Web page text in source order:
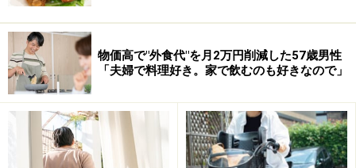
年収200万円の手取り額はいくらになる？
年収200万円の場合、ひと月当たりの支給額は約16万
円、手取りは約13万円になります。年間にすると、約38
万円が社会保険料や税金で差引かれ、総支給に対して、
約80％の162万円が手取りになります。
物価高で"外食代"を月2万円削減した57歳男性
「夫婦で料理好き。家で飲むのも好きなので」